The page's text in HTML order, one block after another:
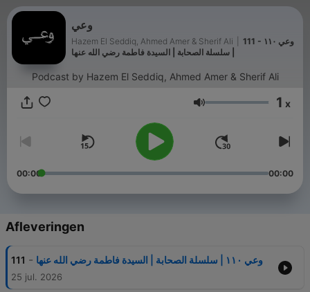
وعي
Hazem El Seddiq, Ahmed Amer & Sherif Ali
111 - وعي ١١٠
| سلسلة الصحابة | السيدة فاطمة رضي الله عنها
Podcast by Hazem El Seddiq, Ahmed Amer & Sherif Ali
Volume 1 x
00:00 00:00
Afleveringen
111 - وعي ١١٠ | سلسلة الصحابة | السيدة فاطمة رضي الله عنها
25 jul. 2026